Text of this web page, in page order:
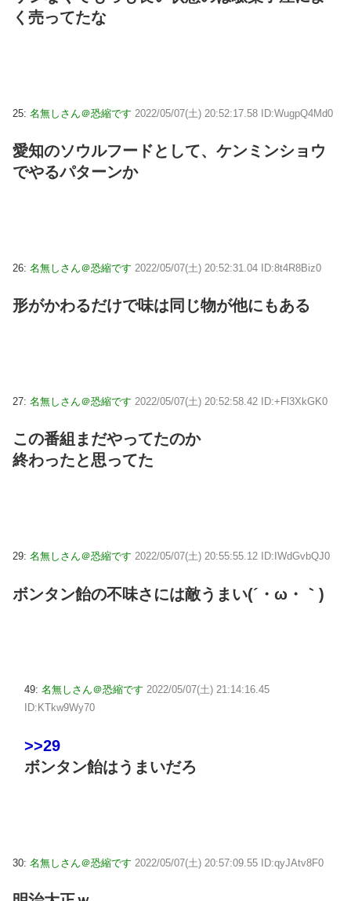
く売ってたな
25: 名無しさん＠恐縮です 2022/05/07(土) 20:52:17.58 ID:WugpQ4Md0
愛知のソウルフードとして、ケンミンショウ
でやるパターンか
26: 名無しさん＠恐縮です 2022/05/07(土) 20:52:31.04 ID:8t4R8Biz0
形がかわるだけで味は同じ物が他にもある
27: 名無しさん＠恐縮です 2022/05/07(土) 20:52:58.42 ID:+Fl3XkGK0
この番組まだやってたのか
終わったと思ってた
29: 名無しさん＠恐縮です 2022/05/07(土) 20:55:55.12 ID:IWdGvbQJ0
ボンタン飴の不味さには敵うまい(´・ω・｀)
49: 名無しさん＠恐縮です 2022/05/07(土) 21:14:16.45
ID:KTkw9Wy70
>>29
ボンタン飴はうまいだろ
30: 名無しさん＠恐縮です 2022/05/07(土) 20:57:09.55 ID:qyJAtv8F0